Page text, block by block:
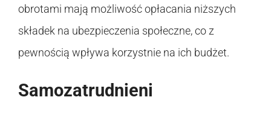
obrotami mają możliwość opłacania niższych
składek na ubezpieczenia społeczne, co z
pewnością wpływa korzystnie na ich budżet.
Samozatrudnieni